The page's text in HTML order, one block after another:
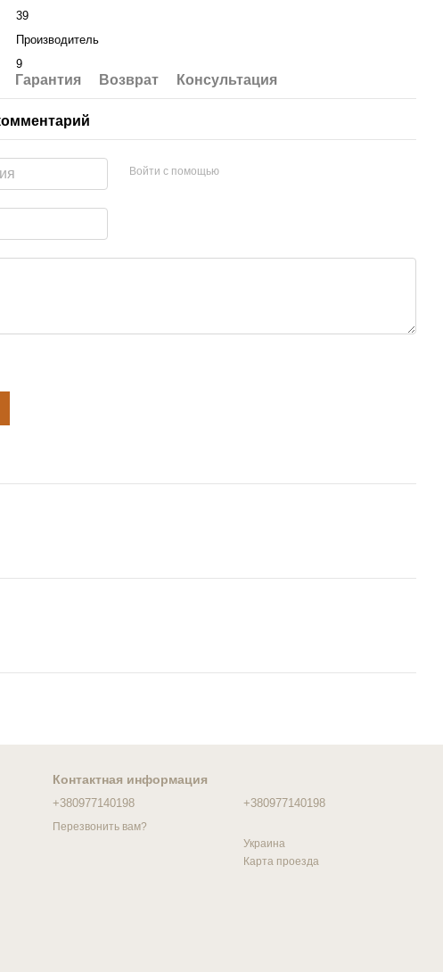
39
Производитель
9
Гарантия Возврат Консультация
Войти с помощью
Контактная информация
+380977140198
Перезвонить вам?
+380977140198
Украина
Карта проезда